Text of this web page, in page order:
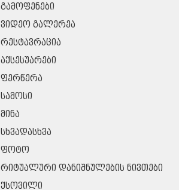
ᲒᲐᲛᲝᲤᲔᲜᲔᲑᲘ
ᲕᲘᲓᲔᲝ ᲒᲐᲚᲔᲠᲔᲐ
ᲠᲔᲡᲢᲐᲕᲠᲐᲪᲘᲐ
ᲐᲥᲡᲔᲡᲣᲐᲠᲔᲑᲘ
ᲤᲔᲠᲬᲔᲠᲐ
ᲡᲐᲛᲝᲡᲘ
ᲛᲘᲜᲐ
ᲡᲮᲕᲐᲓᲐᲡᲮᲕᲐ
ᲤᲝᲢᲝ
ᲠᲘᲢᲣᲐᲚᲣᲠᲘ ᲓᲐᲜᲘᲨᲜᲣᲚᲔᲑᲘᲡ ᲜᲘᲕᲗᲔᲑᲘ
ᲥᲡᲝᲕᲘᲚᲘ